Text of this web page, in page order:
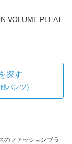
VOLUME PLEAT
探す
パンツ)
のファッションブラ